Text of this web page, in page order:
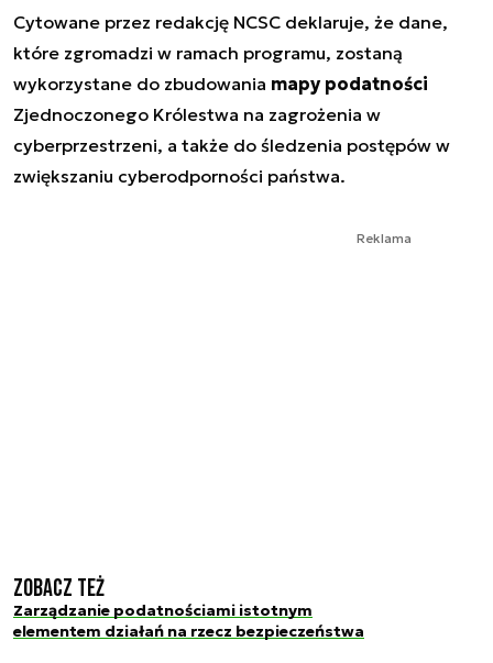
Cytowane przez redakcję NCSC deklaruje, że dane,
które zgromadzi w ramach programu, zostaną
wykorzystane do zbudowania mapy podatności
Zjednoczonego Królestwa na zagrożenia w
cyberprzestrzeni, a także do śledzenia postępów w
zwiększaniu cyberodporności państwa.
Reklama
Zobacz też
Zarządzanie podatnościami istotnym
elementem działań na rzecz bezpieczeństwa